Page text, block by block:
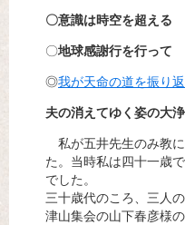
〇意識は時空を超える
〇地球感謝行を行って
◎我が天命の道を振り
夫の消えてゆく姿の大
私が五井先生のみ教
た。当時私は四十一歳
でした。
三十歳代のころ、三人
津山集会の山下春彦様